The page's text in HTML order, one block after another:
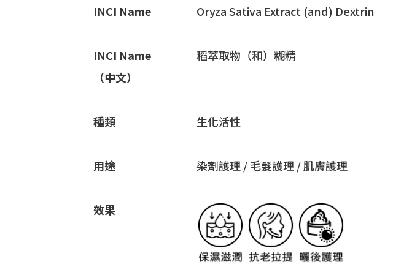
INCI Name Oryza Sativa Extract (and) Dextrin
INCI Name
（中文）
稻萃取物（和）糊精
種類 生化活性
用途 染劑護理 / 毛髮護理 / 肌膚護理
效果